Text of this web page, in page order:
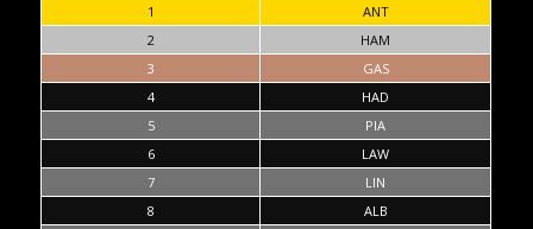
1
ANT
2
HAM
3
GAS
4
HAD
5
PIA
6
LAW
7
LIN
8
ALB